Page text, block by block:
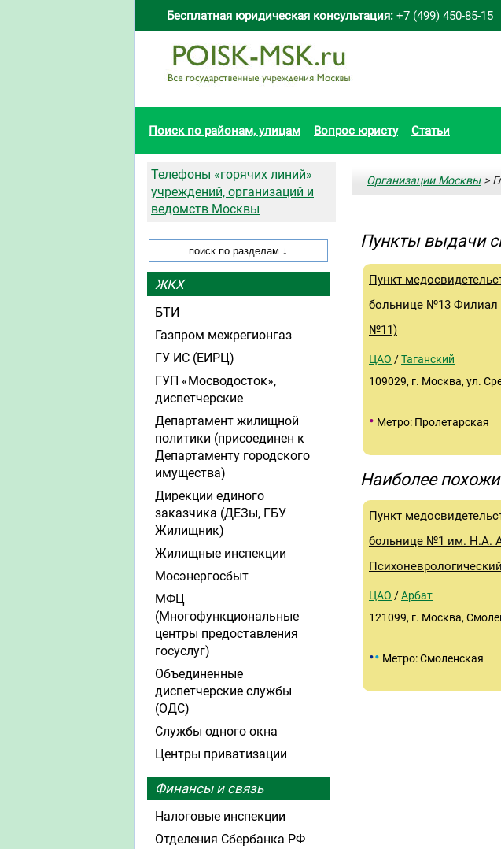
Бесплатная юридическая консультация: +7 (499) 450-85-15
Поиск по районам, улицам Вопрос юристу Статьи
Организации Москвы>
Пункты выдачи
Пункт
больнице №13 Филиал
№11)
ЦАО /Таганский
109029, г. Москва, ул.
• Метро: Пролетарская
Наиболее
Пункт
больнице №1 им. Н.А.
ЦАО /Арбат
121099, г. Москва,
•• Метро: Смоленская
Телефоны «горячих линий»
учреждений, организаций и
ведомств Москвы
ЖКХ
БТИ
Газпром межрегионгаз
ГУ ИС (ЕИРЦ)
ГУП «Мосводосток»,
диспетчерские
Департамент жилищной
политики (присоединен к
Департаменту городского
имущества)
Дирекции единого
заказчика (ДЕЗы, ГБУ
Жилищник)
Жилищные инспекции
Мосэнергосбыт
МФЦ
(Многофункциональные
центры предоставления
госуслуг)
Объединенные
диспетчерские службы
(ОДС)
Службы одного окна
Центры приватизации
Финансы и связь
Налоговые инспекции
Отделения Сбербанка РФ